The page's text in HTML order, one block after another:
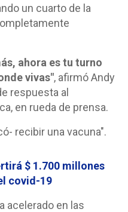
un cuarto de la
ahora es tu turno
vivas", afirmó Andy
respuesta al
en rueda de prensa.
recibir una vacuna".
$ 1.700 millones
covid-19
acelerado en las